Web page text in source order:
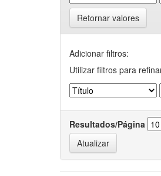
Retornar valores
Adicionar filtros:
Utilizar filtros para
Resultados/Página